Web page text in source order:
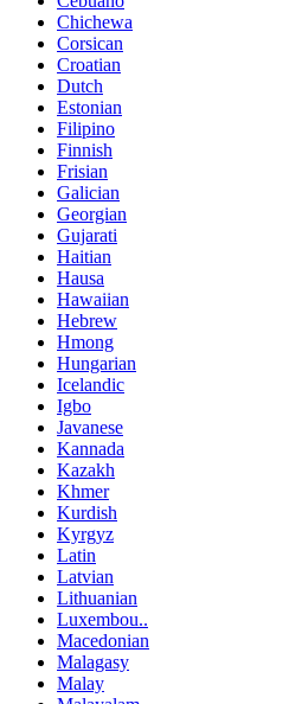
Chichewa
Corsican
Croatian
Dutch
Estonian
Filipino
Finnish
Frisian
Galician
Georgian
Gujarati
Haitian
Hausa
Hawaiian
Hebrew
Hmong
Hungarian
Icelandic
Igbo
Javanese
Kannada
Kazakh
Khmer
Kurdish
Kyrgyz
Latin
Latvian
Lithuanian
Luxembou..
Macedonian
Malagasy
Malay